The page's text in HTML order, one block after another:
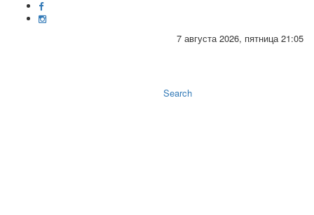
7 августа 2026, пятница 21:05
Search